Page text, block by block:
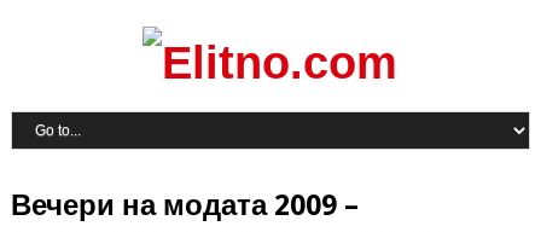
Вечери на модата 2009 –